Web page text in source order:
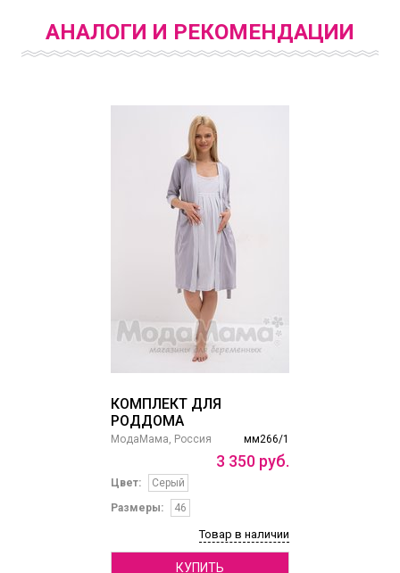
АНАЛОГИ И РЕКОМЕНДАЦИИ
КОМПЛЕКТ ДЛЯ
РОДДОМА
мм266/1
МодаМама, Россия
3 350 руб.
Цвет:
Серый
Размеры:
46
Товар в наличии
КУПИТЬ